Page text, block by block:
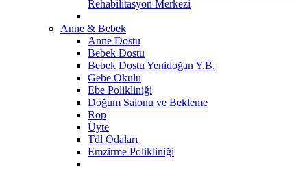
Rehabilitasyon Merkezi
Anne & Bebek
Anne Dostu
Bebek Dostu
Bebek Dostu Yenidoğan Y.B.
Gebe Okulu
Ebe Polikliniği
Doğum Salonu ve Bekleme
Rop
Üyte
Tdl Odaları
Emzirme Polikliniği